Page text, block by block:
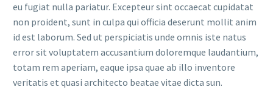
eu fugiat nulla pariatur. Excepteur sint occaecat cupidatat
non proident, sunt in culpa qui officia deserunt mollit anim
id est laborum. Sed ut perspiciatis unde omnis iste natus
error sit voluptatem accusantium doloremque laudantium,
totam rem aperiam, eaque ipsa quae ab illo inventore
veritatis et quasi architecto beatae vitae dicta sun.